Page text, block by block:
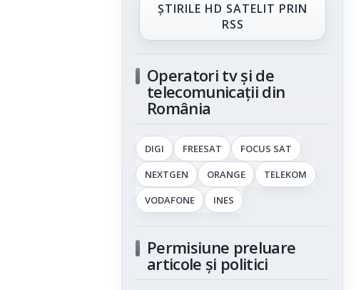
ȘTIRILE HD SATELIT PRIN
RSS
Operatori tv și de
telecomunicații din
România
DIGI FREESAT
FOCUS SAT
NEXTGEN
ORANGE
TELEKOM
VODAFONE
INES
Permisiune preluare
articole și politici